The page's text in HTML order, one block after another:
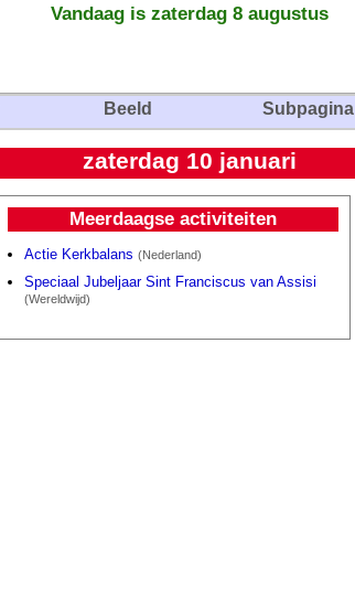
Vandaag is zaterdag 8 augustus
Beeld Subpagina
zaterdag 10 januari
Meerdaagse activiteiten
Actie Kerkbalans (Nederland)
Speciaal Jubeljaar Sint Franciscus van Assisi
(Wereldwijd)